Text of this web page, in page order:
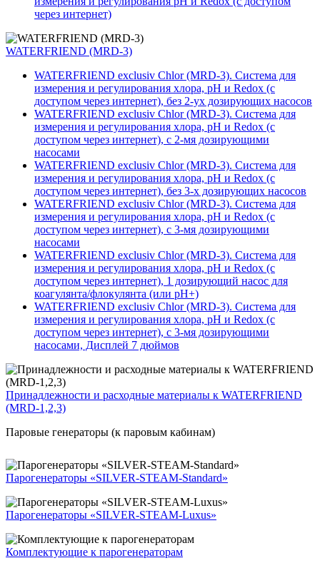
через интернет)
WATERFRIEND (MRD-3)
WATERFRIEND exclusiv Chlor (MRD-3). Система для
измерения и регулирования хлора, pH и Redox (с
доступом через интернет), без 2-ух дозирующих насосов
WATERFRIEND exclusiv Chlor (MRD-3). Система для
измерения и регулирования хлора, pH и Redox (с
доступом через интернет), с 2-мя дозирующими
насосами
WATERFRIEND exclusiv Chlor (MRD-3). Система для
измерения и регулирования хлора, pH и Redox (с
доступом через интернет), без 3-х дозирующих насосов
WATERFRIEND exclusiv Chlor (MRD-3). Система для
измерения и регулирования хлора, pH и Redox (с
доступом через интернет), с 3-мя дозирующими
насосами
WATERFRIEND exclusiv Chlor (MRD-3). Система для
измерения и регулирования хлора, pH и Redox (с
доступом через интернет), 1 дозирующий насос для
коагулянта/флокулянта (или pH+)
WATERFRIEND exclusiv Chlor (MRD-3). Система для
измерения и регулирования хлора, pH и Redox (с
доступом через интернет), с 3-мя дозирующими
насосами, Дисплей 7 дюймов
Принадлежности и расходные материалы к WATERFRIEND
(MRD-1,2,3)
Паровые генераторы (к паровым кабинам)
Парогенераторы «SILVER-STEAM-Standard»
Парогенераторы «SILVER-STEAM-Luxus»
Комплектующие к парогенераторам